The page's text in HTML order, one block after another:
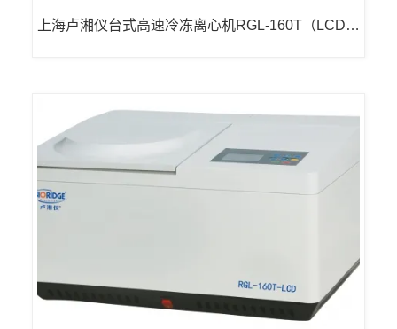
上海卢湘仪台式高速冷冻离心机RGL-160T（LCD显